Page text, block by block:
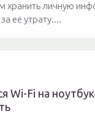
хранить личную
её утрату....
Wi-Fi на